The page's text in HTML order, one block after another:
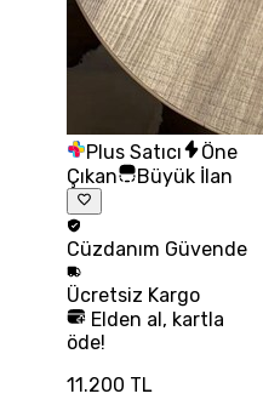
Plus Satıcı
Öne
Çıkan
Büyük İlan
Cüzdanım Güvende
Ücretsiz Kargo
Elden al, kartla
öde!
11.200 TL